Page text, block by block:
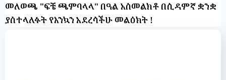
መለወጫ "ፍቼ ጫምባላላ" በዓል አስመልክቶ በሲዳምኛ ቋንቋ
ያስተላለፉት የእንኳን አደረሳችሁ መልዕክት !